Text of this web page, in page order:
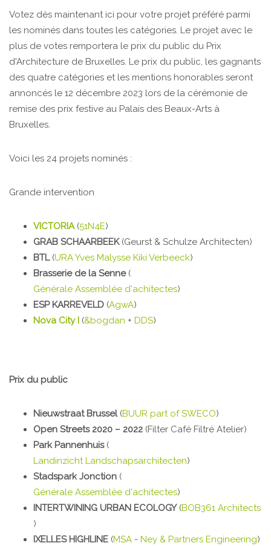
Votez dès maintenant ici pour votre projet préféré parmi
les nominés dans toutes les catégories. Le projet avec le
plus de votes remportera le prix du public du Prix
d'Architecture de Bruxelles. Le prix du public, les gagnants
des quatre catégories et les mentions honorables seront
annoncés le 12 décembre 2023 lors de la cérémonie de
remise des prix festive au Palais des Beaux-Arts à
Bruxelles.
Voici les 24 projets nominés :
Grande intervention
VICTORIA(51N4E)
GRAB SCHAARBEEK(Geurst & Schulze Architecten)
BTL(URA Yves Malysse Kiki Verbeeck)
Brasserie de la Senne(
Générale Assemblée d'achitectes)
ESP KARREVELD (AgwA)
Nova City I
(&bogdan + DDS)
Prix du public
Nieuwstraat Brussel(BUUR part of SWECO)
Open Streets 2020 – 2022 (Filter Café Filtré Atelier)
Park Pannenhuis(
Landinzicht Landschapsarchitecten)
Stadspark Jonction (
Générale Assemblée d'achitectes)
INTERTWINING URBAN ECOLOGY(BOB361 Architects
)
IXELLES HIGHLINE (MSA - Ney & Partners Engineering)